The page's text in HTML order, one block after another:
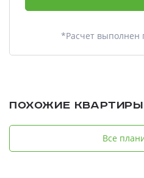
*Расчет выполнен
Похожие квартиры
Все